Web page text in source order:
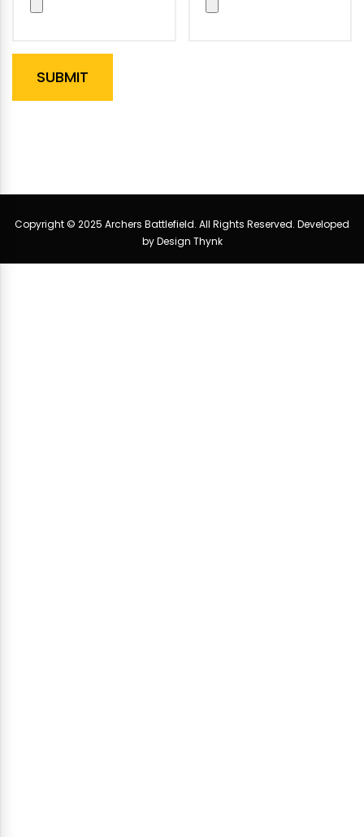
Copyright © 2025 Archers Battlefield. All Rights Reserved. Developed
byDesign Thynk